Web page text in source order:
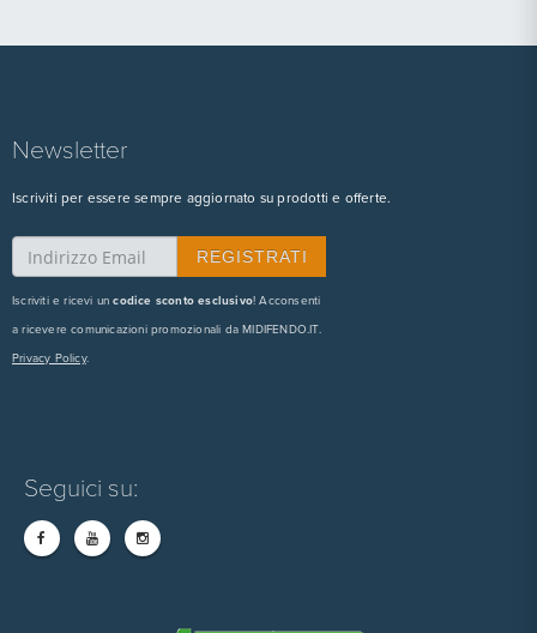
Newsletter
Iscriviti per essere sempre aggiornato su prodotti e offerte.
Iscriviti e ricevi uncodice sconto esclusivo! Acconsenti
a ricevere comunicazioni promozionali da MIDIFENDO.IT.
Privacy Policy.
Seguici su: